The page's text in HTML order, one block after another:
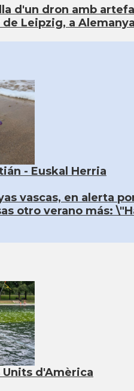
d'un dron amb
Leipzig, a
- Euskal Herria
vascas, en alerta
otro verano más:
d'Amèrica